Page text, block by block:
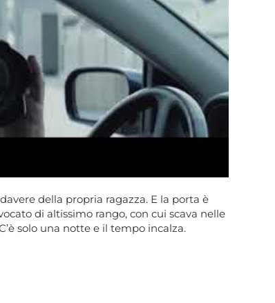
della propria ragazza. E la porta è
di altissimo rango, con cui scava nelle
solo una notte e il tempo incalza.